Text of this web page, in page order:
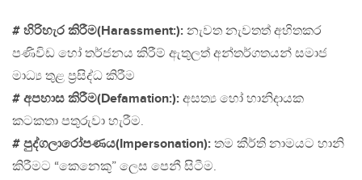
# හිරිහැර කිරීම(Harassment:): නැවත නැවතත් අහිතකර
පණිවිඩ හෝ තර්ජනය කිරීම් ඇතුලත් අන්තර්ගතයන් සමාජ
මාධ්‍ය තුළ ප්‍රසිද්ධ කිරීම
# අපහාස කිරීම(Defamation:): අසත්‍ය හෝ හානිදායක
කටකතා පතුරුවා හැරීම.
# පුද්ගලාරෝපණය(Impersonation): තම කීර්ති නාමයට හානි
කිරීමට “කෙනෙකු” ලෙස පෙනී සිටීම.